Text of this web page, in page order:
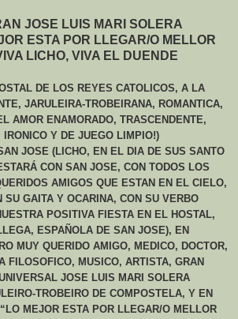
JOSE LUIS MARI SOLERA
ESTA POR LLEGAR/O MELLOR
LICHO, VIVA EL DUENDE
DE LOS REYES CATOLICOS, A LA
JARULEIRA-TROBEIRANA, ROMANTICA,
AMOR ENAMORADO, TRASCENDENTE,
Y DE JUEGO LIMPIO!)
JOSE (LICHO, EN EL DIA DE SUS SANTO
CON SAN JOSE, CON TODOS LOS
AMIGOS QUE ESTAN EN EL CIELO,
SU GAITA Y OCARINA, CON SU VERBO
POSITIVA FIESTA EN EL HOSTAL,
ESPAÑOLA DE SAN JOSE), EN
MUY QUERIDO AMIGO, MEDICO, DOCTOR,
FILOSOFICO, MUSICO, ARTISTA, GRAN
JOSE LUIS MARI SOLERA
TROBEIRO DE COMPOSTELA, Y EN
MEJOR ESTA POR LLEGAR/O MELLOR